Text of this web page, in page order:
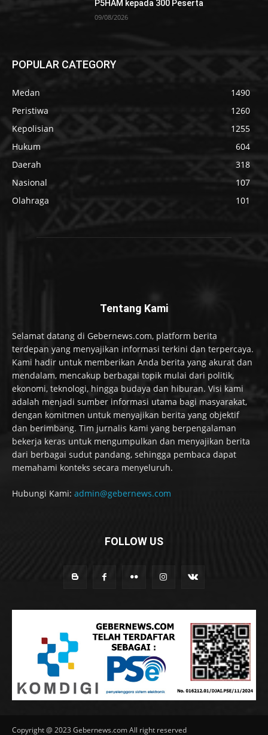
P5HAM kepada 300 Peserta
09/08/2026
POPULAR CATEGORY
Medan
1490
Peristiwa
1260
Kepolisian
1255
Hukum
604
Daerah
318
Nasional
107
Olahraga
101
Tentang Kami
Selamat datang di Gebernews.com, platform berita
terdepan yang menyajikan informasi terkini dan terpercaya.
Kami hadir untuk memberikan Anda berita yang akurat dan
mendalam, mencakup berbagai topik mulai dari politik,
ekonomi, teknologi, hingga budaya dan hiburan. Visi kami
adalah menjadi sumber informasi utama bagi masyarakat,
dengan komitmen untuk menyajikan berita yang objektif
dan berimbang. Tim jurnalis kami yang berpengalaman
bekerja keras untuk mengumpulkan dan menyajikan berita
dari berbagai sudut pandang, sehingga pembaca dapat
memahami konteks secara menyeluruh.
Hubungi Kami: admin@gebernews.com
FOLLOW US
Copyright @ 2023 Gebernews.com All right reserved